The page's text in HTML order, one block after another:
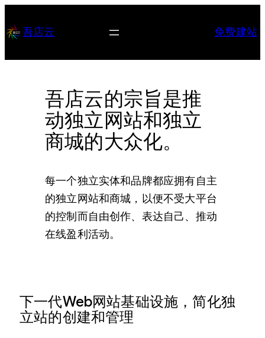
至 吾店云 免费建站
吾店云的宗旨是推
动独立网站和独立
商城的大众化。
每一个独立实体和品牌都应拥有自主
的独立网站和商城，以便不受大平台
的控制而自由创作、表达自己、推动
在线盈利活动。
下一代Web网站基础设施，简化独
立站的创建和管理